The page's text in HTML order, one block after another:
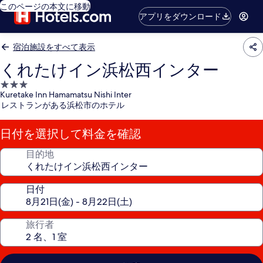
このページの本文に移動
アプリをダウンロード
宿泊施設をすべて表示
くれたけイン浜松西インター
3.0
つ
星
宿
泊
施
Kuretake Inn Hamamatsu Nishi Inter
レストランがある浜松市のホテル
日付を選択して料金を確認
目的地
日付
旅行者